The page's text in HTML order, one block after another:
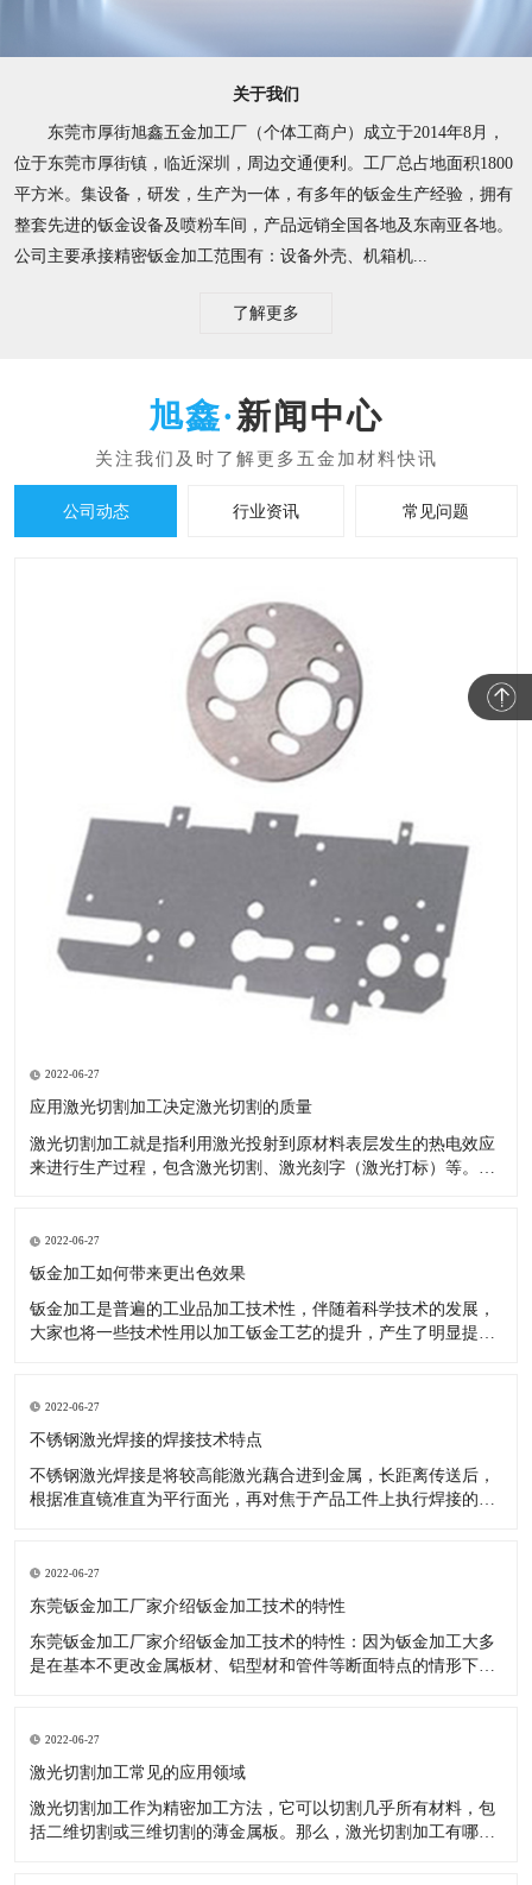
关于我们
东莞市厚街旭鑫五金加工厂（个体工商户）成立于2014年8月，
位于东莞市厚街镇，临近深圳，周边交通便利。工厂总占地面积1800
平方米。集设备，研发，生产为一体，有多年的钣金生产经验，拥有
整套先进的钣金设备及喷粉车间，产品远销全国各地及东南亚各地。
公司主要承接精密钣金加工范围有：设备外壳、机箱机...
了解更多
新闻中心
公司动态 行业资讯 常见问题
2022-06-27
应用激光切割加工决定激光切割的质量
激光切割加工就是指利用激光投射到原材料表层发生的热电效应
来进行生产过程，包含激光切割、激光刻字（激光打标）等。现
光切割成形生产塑胶产品：节省注塑模具投资：塑料激光切割加
工不用模具
2022-06-27
钣金加工如何带来更出色效果
钣金加工是普遍的工业品加工技术性，伴随着科学技术的发展，
大家也将一些技术性用以加工钣金工艺的提升，产生了明显提
许多厂商的青睐。降低了投入耗费、操作更轻轻松松。 大家知
道，因为工业品十分
2022-06-27
不锈钢激光焊接的焊接技术特点
不锈钢激光焊接是将较高能激光藕合进到金属，长距离传送后，
根据准直镜准直为平行面光，再对焦于产品工件上执行焊接的一
间和动能上的分光，能开展多光束与此同时加工，为更高精度的
焊接给予了标准。
2022-06-27
东莞钣金加工厂家介绍钣金加工技术的特性
东莞钣金加工厂家介绍钣金加工技术的特性：因为钣金加工大多
是在基本不更改金属板材、铝型材和管件等断面特点的情形下，
以做成各种不一样样子、规格及特性的商品，且制造的钢结构商
品有着较高的強度和刚
2022-06-27
激光切割加工常见的应用领域
激光切割加工作为精密加工方法，它可以切割几乎所有材料，包
括二维切割或三维切割的薄金属板。那么，激光切割加工有哪些